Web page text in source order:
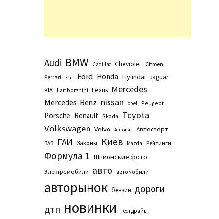
Audi BMW Cadillac Chevrolet Citroen
Ferrari
Fiat Ford Honda Hyundai Jaguar
KIA Lamborghini Lexus Mercedes
Mercedes-Benz nissan opel Peugeot
Porsche Renault Skoda
Toyota
Volkswagen Volvo Автоваз Автоспорт
ВАЗ ГАИ Законы Киев Маzda Рейтинги
Формула 1 Шпионские фото
Электромобили авто автомобили
авторынок бензин дороги
дтп новинки тест драйв